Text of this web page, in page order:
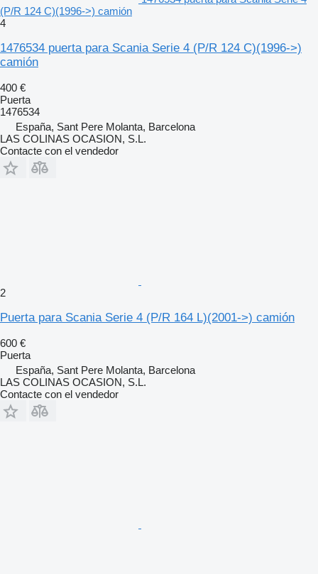
(P/R 124 C)(1996->) camión
4
1476534 puerta para Scania Serie 4 (P/R 124 C)(1996->)
camión
400 €
Puerta
1476534
España, Sant Pere Molanta, Barcelona
LAS COLINAS OCASION, S.L.
Contacte con el vendedor
2
Puerta para Scania Serie 4 (P/R 164 L)(2001->) camión
600 €
Puerta
España, Sant Pere Molanta, Barcelona
LAS COLINAS OCASION, S.L.
Contacte con el vendedor